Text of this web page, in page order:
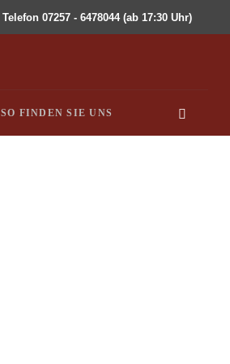
Telefon 07257 - 6478044 (ab 17:30 Uhr)
SO FINDEN SIE UNS